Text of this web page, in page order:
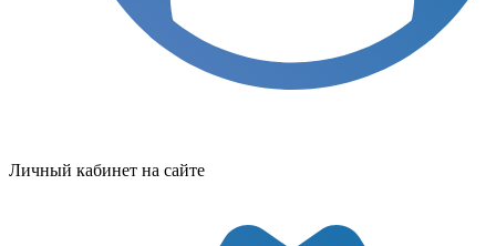
Личный кабинет на сайте